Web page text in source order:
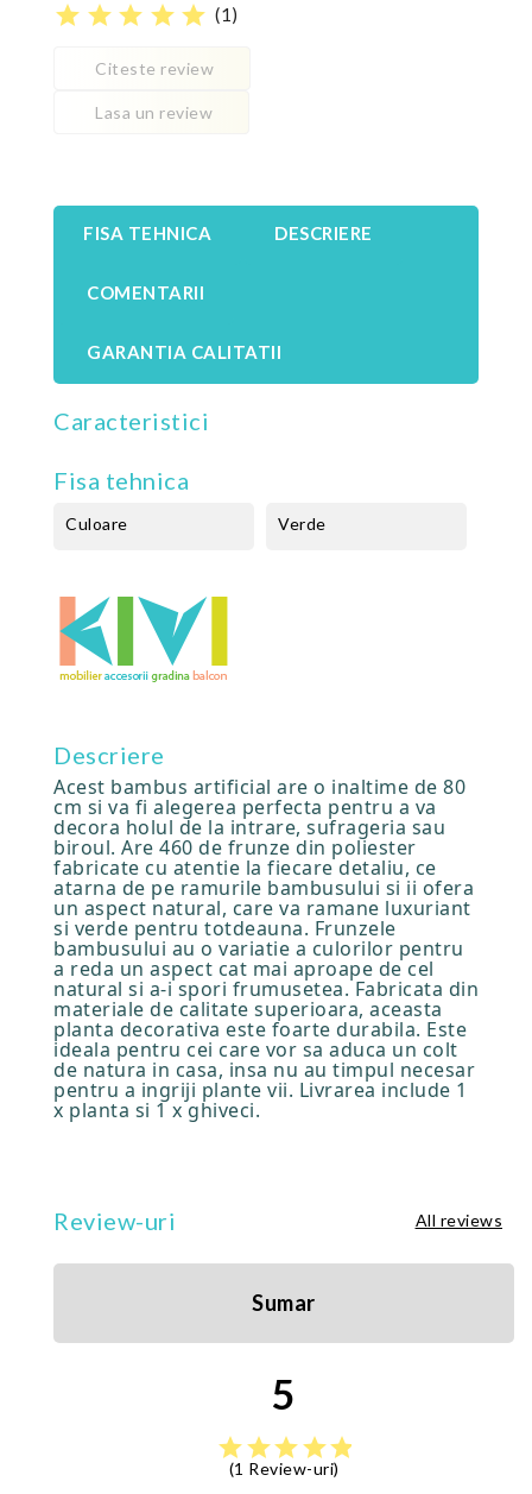
star star star star star (1)
Citeste review
Lasa un review
FISA TEHNICA DESCRIERE
COMENTARII
GARANTIA CALITATII
Caracteristici
Fisa tehnica
Culoare Verde
Descriere
Acest bambus artificial are o inaltime de 80
cm si va fi alegerea perfecta pentru a va
decora holul de la intrare, sufrageria sau
biroul. Are 460 de frunze din poliester
fabricate cu atentie la fiecare detaliu, ce
atarna de pe ramurile bambusului si ii ofera
un aspect natural, care va ramane luxuriant
si verde pentru totdeauna. Frunzele
bambusului au o variatie a culorilor pentru
a reda un aspect cat mai aproape de cel
natural si a-i spori frumusetea. Fabricata din
materiale de calitate superioara, aceasta
planta decorativa este foarte durabila. Este
ideala pentru cei care vor sa aduca un colt
de natura in casa, insa nu au timpul necesar
pentru a ingriji plante vii. Livrarea include 1
x planta si 1 x ghiveci.
Review-uri All reviews
Sumar
5
starstarstarstarstar
(1 Review-uri)